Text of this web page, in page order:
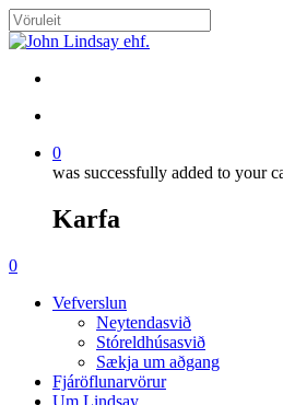
Skip
to
content
Close
0
was successfully added to your
Karfa
Menu
search
account
0
Vefverslun
Neytendasvið
Stóreldhúsasvið
Sækja um aðgang
Fjáröflunarvörur
Um Lindsay